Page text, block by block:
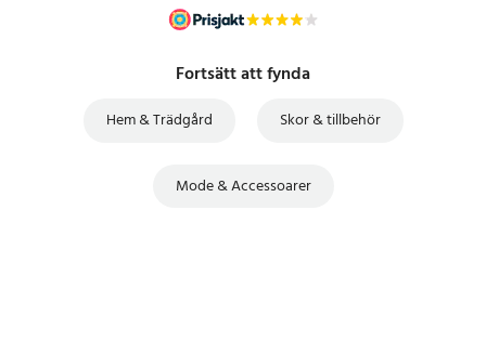
Fortsätt att fynda
Hem & Trädgård Skor & tillbehör
Mode & Accessoarer